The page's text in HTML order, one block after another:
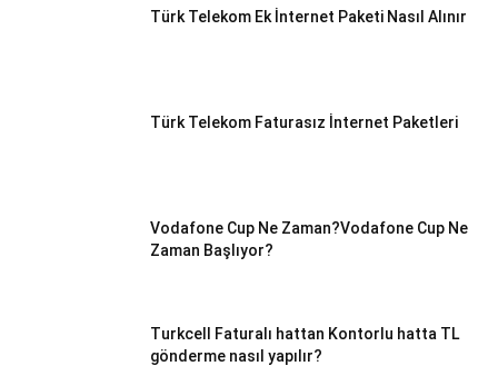
Türk Telekom Ek İnternet Paketi Nasıl Alınır
Türk Telekom Faturasız İnternet Paketleri
Vodafone Cup Ne Zaman?Vodafone Cup Ne
Zaman Başlıyor?
Turkcell Faturalı hattan Kontorlu hatta TL
gönderme nasıl yapılır?